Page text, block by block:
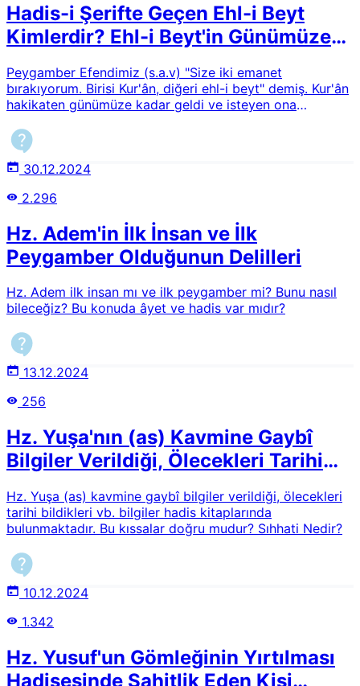
Hadis-i Şerifte Geçen Ehl-i Beyt
Kimlerdir? Ehl-i Beyt'in Günümüze
Peygamber Efendimiz (s.a.v) "Size iki emanet
bırakıyorum. Birisi Kur'ân, diğeri ehl-i beyt" demiş. Kur'ân
hakikaten günümüze kadar geldi ve isteyen ona
beyt Hz. Peygamberin (s.a.v) ev halkı değilmidir? Biz
onları nereden bulacak, tanıyacak ve sarılacağız?
30.12.2024
2.296
Hz. Adem'in İlk İnsan ve İlk
Peygamber Olduğunun Delilleri
Hz. Adem ilk insan mı ve ilk peygamber mi? Bunu nasıl
bileceğiz? Bu konuda âyet ve hadis var mıdır?
13.12.2024
256
Hz. Yuşa'nın (as) Kavmine Gaybî
Bilgiler Verildiği, Ölecekleri Tarihi
Hz. Yuşa (as) kavmine gaybî bilgiler verildiği, ölecekleri
tarihi bildikleri vb. bilgiler hadis kitaplarında
bulunmaktadır. Bu kıssalar doğru mudur? Sıhhati Nedir?
10.12.2024
1.342
Hz. Yusuf'un Gömleğinin Yırtılması
Hadisesinde Şahitlik Eden Kişi